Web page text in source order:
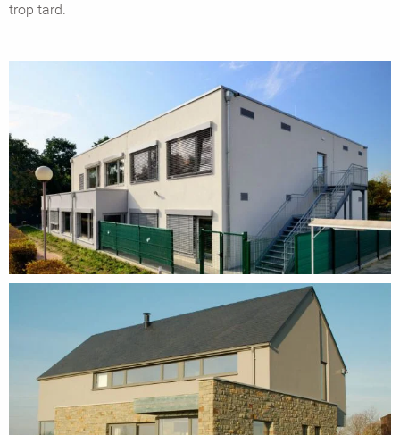
trop tard.